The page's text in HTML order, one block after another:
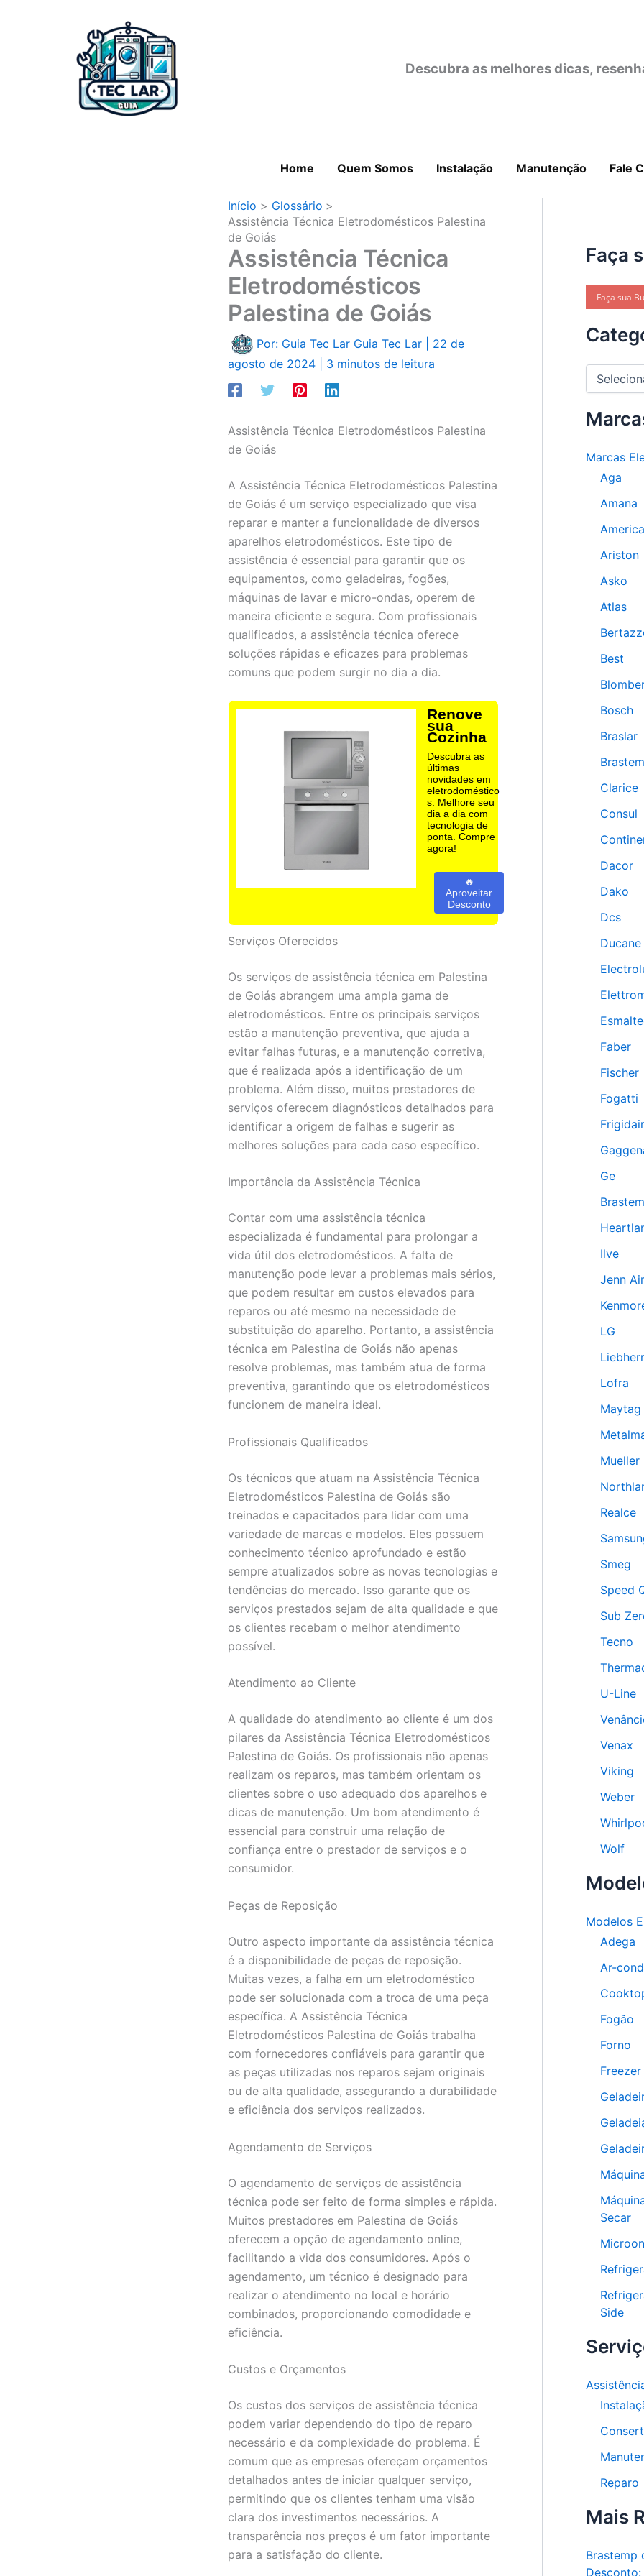
Descubra as melhores dicas,
Home Quem Somos Instalação Manutenção Fale
Início
Glossário
Assistência Técnica Eletrodomésticos Palestina
de Goiás
Assistência Técnica
Eletrodomésticos
Palestina de Goiás
Por: Guia Tec Lar Guia Tec Lar
22 de
agosto de 2024
3 minutos de leitura
Assistência Técnica Eletrodomésticos Palestina
de Goiás
A Assistência Técnica Eletrodomésticos Palestina
de Goiás é um serviço especializado que visa
reparar e manter a funcionalidade de diversos
aparelhos eletrodomésticos. Este tipo de
assistência é essencial para garantir que os
equipamentos, como geladeiras, fogões,
máquinas de lavar e micro-ondas, operem de
maneira eficiente e segura. Com profissionais
qualificados, a assistência técnica oferece
soluções rápidas e eficazes para problemas
comuns que podem surgir no dia a dia.
Renove
sua
Cozinha
Descubra as
últimas
novidades em
eletrodoméstico
s. Melhore seu
dia a dia com
tecnologia de
ponta. Compre
agora!
🔥
Aproveitar
Desconto
Serviços Oferecidos
Os serviços de assistência técnica em Palestina
de Goiás abrangem uma ampla gama de
eletrodomésticos. Entre os principais serviços
estão a manutenção preventiva, que ajuda a
evitar falhas futuras, e a manutenção corretiva,
que é realizada após a identificação de um
problema. Além disso, muitos prestadores de
serviços oferecem diagnósticos detalhados para
identificar a origem de falhas e sugerir as
melhores soluções para cada caso específico.
Importância da Assistência Técnica
Contar com uma assistência técnica
especializada é fundamental para prolongar a
vida útil dos eletrodomésticos. A falta de
manutenção pode levar a problemas mais sérios,
que podem resultar em custos elevados para
reparos ou até mesmo na necessidade de
substituição do aparelho. Portanto, a assistência
técnica em Palestina de Goiás não apenas
resolve problemas, mas também atua de forma
preventiva, garantindo que os eletrodomésticos
funcionem de maneira ideal.
Profissionais Qualificados
Os técnicos que atuam na Assistência Técnica
Eletrodomésticos Palestina de Goiás são
treinados e capacitados para lidar com uma
variedade de marcas e modelos. Eles possuem
conhecimento técnico aprofundado e estão
sempre atualizados sobre as novas tecnologias e
tendências do mercado. Isso garante que os
serviços prestados sejam de alta qualidade e que
os clientes recebam o melhor atendimento
possível.
Atendimento ao Cliente
A qualidade do atendimento ao cliente é um dos
pilares da Assistência Técnica Eletrodomésticos
Palestina de Goiás. Os profissionais não apenas
realizam os reparos, mas também orientam os
clientes sobre o uso adequado dos aparelhos e
dicas de manutenção. Um bom atendimento é
essencial para construir uma relação de
confiança entre o prestador de serviços e o
consumidor.
Peças de Reposição
Outro aspecto importante da assistência técnica
é a disponibilidade de peças de reposição.
Muitas vezes, a falha em um eletrodoméstico
pode ser solucionada com a troca de uma peça
específica. A Assistência Técnica
Eletrodomésticos Palestina de Goiás trabalha
com fornecedores confiáveis para garantir que
as peças utilizadas nos reparos sejam originais
ou de alta qualidade, assegurando a durabilidade
e eficiência dos serviços realizados.
Agendamento de Serviços
O agendamento de serviços de assistência
técnica pode ser feito de forma simples e rápida.
Muitos prestadores em Palestina de Goiás
oferecem a opção de agendamento online,
facilitando a vida dos consumidores. Após o
agendamento, um técnico é designado para
realizar o atendimento no local e horário
combinados, proporcionando comodidade e
eficiência.
Custos e Orçamentos
Os custos dos serviços de assistência técnica
podem variar dependendo do tipo de reparo
necessário e da complexidade do problema. É
comum que as empresas ofereçam orçamentos
detalhados antes de iniciar qualquer serviço,
permitindo que os clientes tenham uma visão
clara dos investimentos necessários. A
transparência nos preços é um fator importante
para a satisfação do cliente.
Faça
C
e
g
rMarcas
Aga
Amana
Ariston
Asko
Atlas
Best
Bosch
Braslar
Clarice
Consul
Dacor
Dako
Dcs
Ducane
Faber
Fischer
Fogatti
Ge
Ilve
Jenn Air
LG
Liebherr
Lofra
Maytag
Mueller
Realce
Smeg
Speed
Sub
Tecno
U-Line
Venax
Viking
Weber
Wolf
Modelos
Adega
Ar-
Fogão
Forno
Freezer
Secar
Side
Reparo
Mais
Brastemp